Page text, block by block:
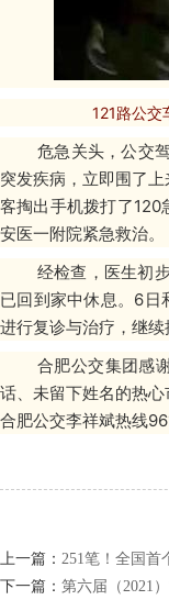
121路公交
危急关头，公交
突发疾病，立即围了
客掏出手机拨打了120
安医一附院紧急救治。
经检查，医生初
已回到家中休息。6日
进行复诊与治疗，继续
合肥公交集团感
话、未留下姓名的热
合肥公交李祥斌热线
上一篇： 251笔！全国首
下一篇： 第六届（2021